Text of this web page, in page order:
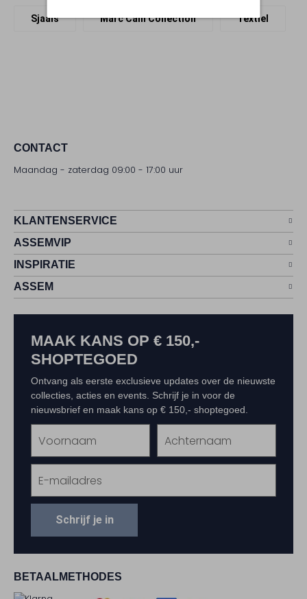
Sjaals Marc Cain Collection Textiel
CONTACT
Maandag - zaterdag 09:00 - 17:00 uur
KLANTENSERVICE
ASSEMVIP
INSPIRATIE
ASSEM
BETAALMETHODES
MAAK KANS OP € 150,-
SHOPTEGOED
Ontvang als eerste exclusieve updates over de nieuwste
collecties, acties en events. Schrijf je in voor de
nieuwsbrief en maak kans op € 150,- shoptegoed.
Schrijf je in